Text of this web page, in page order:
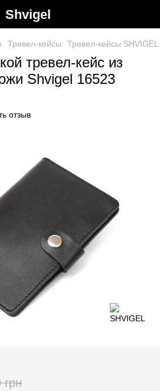
Shvigel
Тревел-кейсы Тревел-кейсы SHVIGEL
тревел-кейс из
Shvigel 16523
отзыв
грн